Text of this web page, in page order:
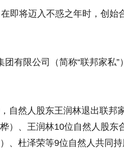
即将迈入不惑之年时，创始
有限公司（简称“联邦家私
自然人股东王润林退出联邦
）、王润林10位自然人股东
、杜泽荣等9位自然人共同